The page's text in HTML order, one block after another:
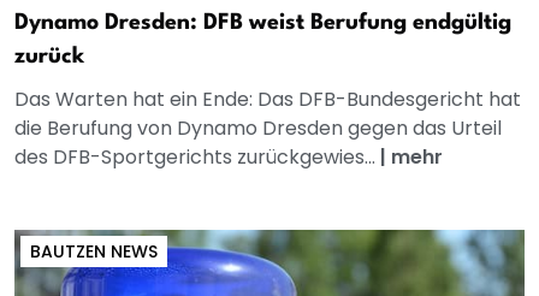
Dynamo Dresden: DFB weist Berufung endgültig
zurück
Das Warten hat ein Ende: Das DFB-Bundesgericht hat
die Berufung von Dynamo Dresden gegen das Urteil
des DFB-Sportgerichts zurückgewies... | mehr
BAUTZEN NEWS